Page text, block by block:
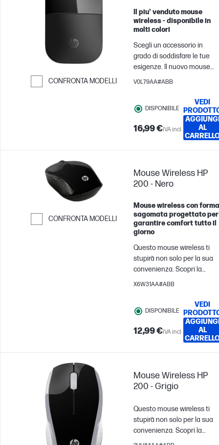
CONFRONTA MODELLI
Il piu' venduto mouse
wireless - disponibile in
molti colori
Scegli un accessorio in
grado di soddisfare le tue
esigenze. Il nuovo mouse
wireless[1] è stato creato
lavorare con grande stile. È
funzionale. È pratico. È di
V0L79AA#ABB
DISPONIBILE
16,99 €IVA incl.
VEDI
AL
CONFRONTA MODELLI
Mouse Wireless HP
200 - Nero
Mouse wireless con forma
sagomata progettato per
garantire comfort tutto il
giorno
Questo mouse wireless ti
stupirà non solo per la sua
convenienza. Scopri la
libertà di lavorare e creare
struttura sagomata, adatta
per entrambe le mani, ti
permette di aumentare
facilmente la produttività.
Dire addio ai cavi e
X6W31AA#ABB
DISPONIBILE
12,99 €IVA incl.
VEDI
AL
Mouse Wireless HP
200 - Grigio
Questo mouse wireless ti
stupirà non solo per la sua
convenienza. Scopri la
libertà di lavorare e creare